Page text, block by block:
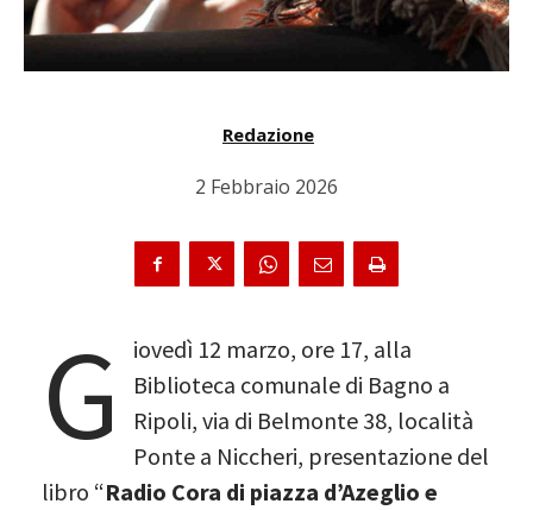
Redazione
2 Febbraio 2026
G
iovedì 12 marzo, ore 17, alla
Biblioteca comunale di Bagno a
Ripoli, via di Belmonte 38, località
Ponte a Niccheri, presentazione del
libro “Radio Cora di piazza d’Azeglio e